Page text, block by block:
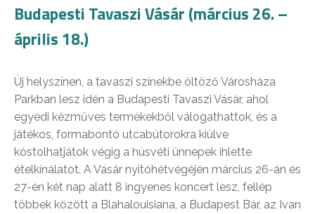
Budapesti Tavaszi Vásár (március 26. –
április 18.)
Új helyszínen, a tavaszi színekbe öltöző Városháza
Parkban lesz idén a Budapesti Tavaszi Vásár, ahol
egyedi kézműves termékekből válogathattok, és a
játékos, formabontó utcabútorokra kiülve
kóstolhatjátok végig a húsvéti ünnepek ihlette
ételkínálatot. A Vásár nyitóhétvégéjén március 26-án és
27-én két nap alatt 8 ingyenes koncert lesz, fellép
többek között a Blahalouisiana, a Budapest Bár, az Ivan